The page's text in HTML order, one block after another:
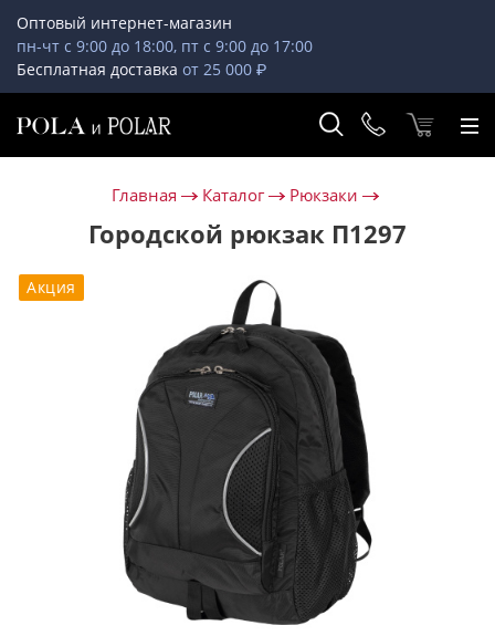
Оптовый интернет-магазин
пн-чт с 9:00 до 18:00, пт с 9:00 до 17:00
Бесплатная доставка от 25 000 ₽
Главная Каталог Рюкзаки
Городской рюкзак П1297
Акция